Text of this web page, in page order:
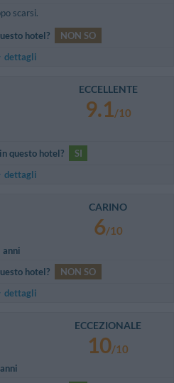
scarsi.
hotel?
NON SO
dettagli
ECCELLENTE
9.1/10
questo hotel?
SI
dettagli
anni
CARINO
6/10
hotel?
NON SO
dettagli
ECCEZIONALE
10/10